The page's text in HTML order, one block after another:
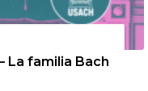
La familia Bach